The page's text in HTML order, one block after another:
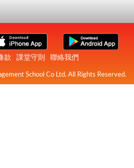
款 課堂守則 聯絡我們
School Co Ltd. All Rights Reserved.